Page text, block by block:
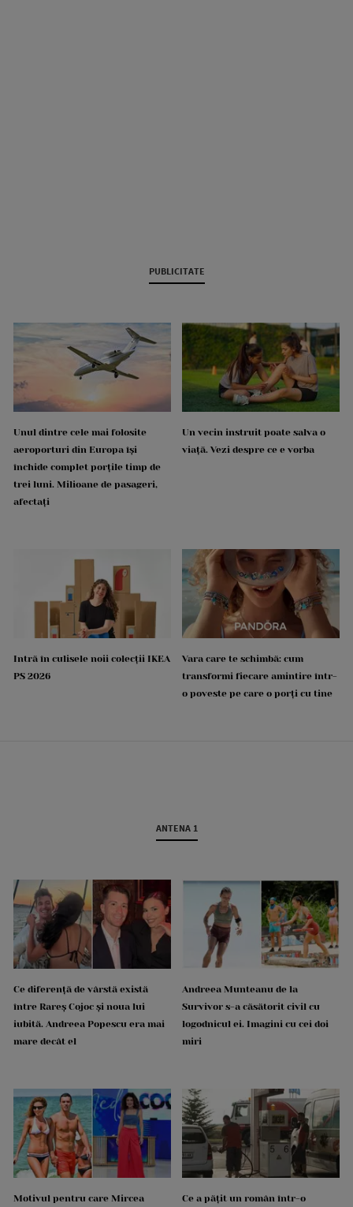
PUBLICITATE
Unul dintre cele mai folosite
aeroporturi din Europa își
închide complet porțile timp de
trei luni. Milioane de pasageri,
afectați
Un vecin instruit poate salva o
viață. Vezi despre ce e vorba
Intră în culisele noii colecții IKEA
PS 2026
Vara care te schimbă: cum
transformi fiecare amintire într-
o poveste pe care o porți cu tine
ANTENA 1
Ce diferență de vârstă există
între Rareș Cojoc și noua lui
iubită. Andreea Popescu era mai
mare decât el
Andreea Munteanu de la
Survivor s-a căsătorit civil cu
logodnicul ei. Imagini cu cei doi
miri
Motivul pentru care Mircea
Ce a pățit un român într-o